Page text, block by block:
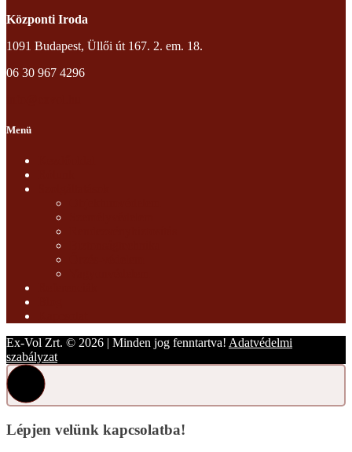
Központi Iroda
1091 Budapest, Üllői út 167. 2. em. 18.
06 30 967 4296
Menü
Ex-Vol Zrt. © 2026 | Minden jog fenntartva! Adatvédelmi
szabályzat
Lépjen velünk kapcsolatba!